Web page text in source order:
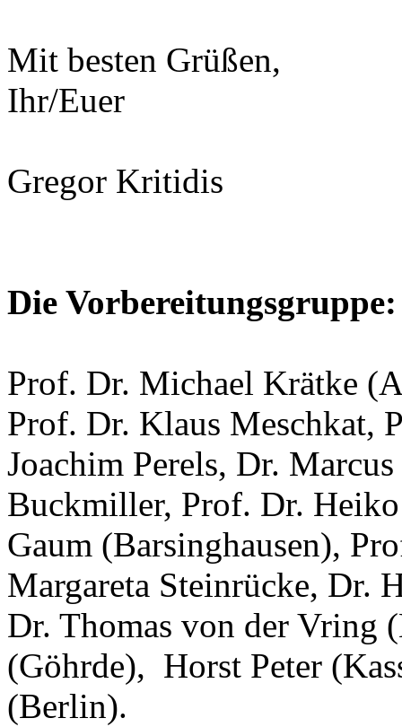
Mit besten Grüßen,
Ihr/Euer
Gregor Kritidis
Die Vorbereitungsgruppe:
Prof. Dr. Michael Krätke
Prof. Dr. Klaus Meschkat,
Joachim Perels, Dr.
Buckmiller, Prof. Dr.
Gaum (Barsinghausen),
Margareta Steinrücke, Dr.
Dr. Thomas von der Vring
(Göhrde), Horst Peter
(Berlin).